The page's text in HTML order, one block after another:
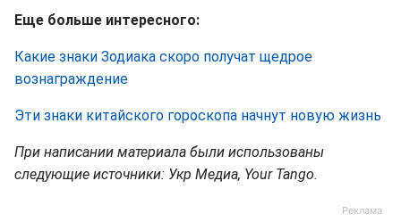
Еще больше интересного:
Какие знаки Зодиака скоро получат щедрое
вознаграждение
Эти знаки китайского гороскопа начнут новую жизнь
При написании материала были использованы
следующие источники: Укр Медиа, Your Tango.